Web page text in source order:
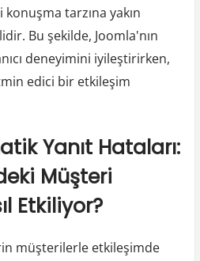
konuşma tarzına yakın
Bu şekilde, Joomla'nın
deneyimini iyileştirirken,
edici bir etkileşim
Yanıt Hataları:
Müşteri
Etkiliyor?
müşterilerle etkileşimde